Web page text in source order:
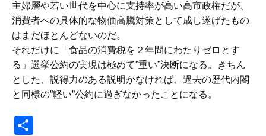
主婦層や若い世代を中心に支持率が高い高市政権だが、
消費者への具体的な物価高騰対策として成し遂げたもの
はまだほとんどないのだ。
それだけに「食品の消費税を２年間にわたりゼロとす
る」選挙公約の実現は極めて”重い”決断になる。きちん
とした、説得力のある説明がなければ、過去の歴代内閣
と同様の”軽い”公約に過ぎなかったことになる。